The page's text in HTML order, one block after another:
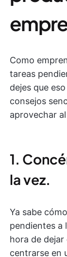
Como
tareas
dejes que
consejos
aprovechar
1.
la vez.
Ya sabe
pendientes a
hora de
centrarse en